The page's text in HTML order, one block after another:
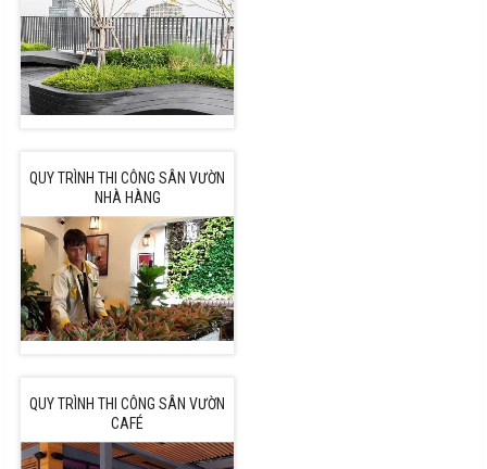
QUY TRÌNH THI CÔNG SÂN VƯỜN
NHÀ HÀNG
QUY TRÌNH THI CÔNG SÂN VƯỜN
CAFÉ